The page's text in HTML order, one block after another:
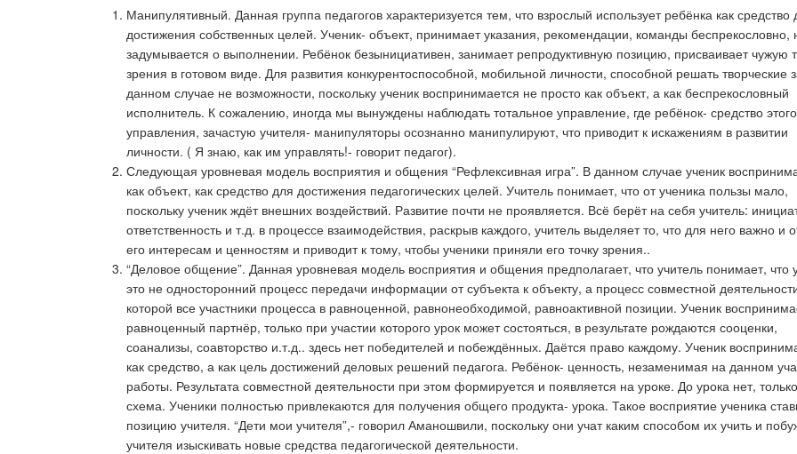
Манипулятивный. Данная группа педагогов характеризуется тем, что взрослый использует ребёнка как средство
достижения собственных целей. Ученик- объект, принимает указания, рекомендации, команды беспрекословно,
задумывается о выполнении. Ребёнок безынициативен, занимает репродуктивную позицию, присваивает чужую
зрения в готовом виде. Для развития конкурентоспособной, мобильной личности, способной решать творческие
данном случае не возможности, поскольку ученик воспринимается не просто как объект, а как беспрекословный
исполнитель. К сожалению, иногда мы вынуждены наблюдать тотальное управление, где ребёнок- средство этого
управления, зачастую учителя- манипуляторы осознанно манипулируют, что приводит к искажениям в развитии
личности. ( Я знаю, как им управлять!- говорит педагог).
Следующая уровневая модель восприятия и общения “Рефлексивная игра”. В данном случае ученик
как объект, как средство для достижения педагогических целей. Учитель понимает, что от ученика пользы мало,
поскольку ученик ждёт внешних воздействий. Развитие почти не проявляется. Всё берёт на себя учитель:
ответственность и т.д. в процессе взаимодействия, раскрыв каждого, учитель выделяет то, что для него важно и
его интересам и ценностям и приводит к тому, чтобы ученики приняли его точку зрения..
“Деловое общение”. Данная уровневая модель восприятия и общения предполагает, что учитель понимает, что
это не односторонний процесс передачи информации от субъекта к объекту, а процесс совместной
которой все участники процесса в равноценной, равнонеобходимой, равноактивной позиции. Ученик
равноценный партнёр, только при участии которого урок может состояться, в результате рождаются сооценки,
соанализы, соавторство и.т.д.. здесь нет победителей и побеждённых. Даётся право каждому. Ученик
как средство, а как цель достижений деловых решений педагога. Ребёнок- ценность, незаменимая на данном
работы. Результата совместной деятельности при этом формируется и появляется на уроке. До урока нет,
схема. Ученики полностью привлекаются для получения общего продукта- урока. Такое восприятие ученика
позицию учителя. “Дети мои учителя”,- говорил Аманошвили, поскольку они учат каким способом их учить и
учителя изыскивать новые средства педагогической деятельности.